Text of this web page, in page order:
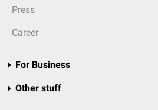
Press
Career
For Business
Other stuff